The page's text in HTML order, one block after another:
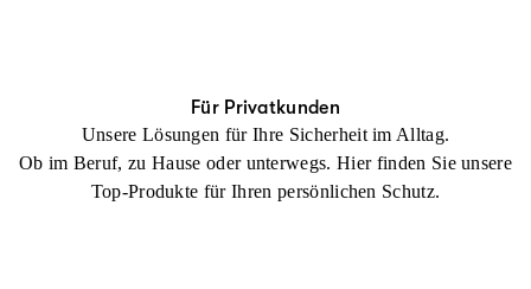
Für Privatkunden
Unsere Lösungen für Ihre Sicherheit im Alltag.
Ob im Beruf, zu Hause oder unterwegs. Hier finden Sie unsere
Top-Produkte für Ihren persönlichen Schutz.